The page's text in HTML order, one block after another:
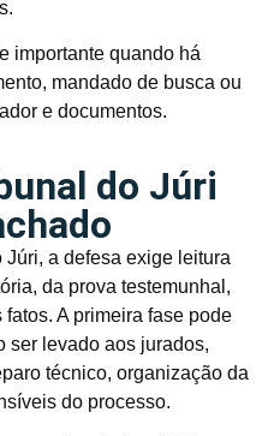
importante quando há
mandado de busca ou
e documentos.
do Júri
a defesa exige leitura
da prova testemunhal,
A primeira fase pode
ser levado aos jurados,
técnico, organização da
do processo.